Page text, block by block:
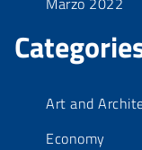
Art and
Economy